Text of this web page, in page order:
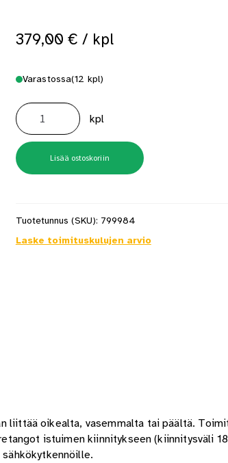
taas siisteiksi
379,00 € / kpl
Varastossa(12 kpl)
Geberit
asennusteline
Duofix
Sigma
korkea
112cm
5756593
määrä
kpl
Lisää ostoskoriin
Tuotetunnus (SKU): 799984
Laske toimituskulujen arvio
liittää oikealta, vasemmalta tai päältä.
istuimen kiinnitykseen (kiinnitysväli